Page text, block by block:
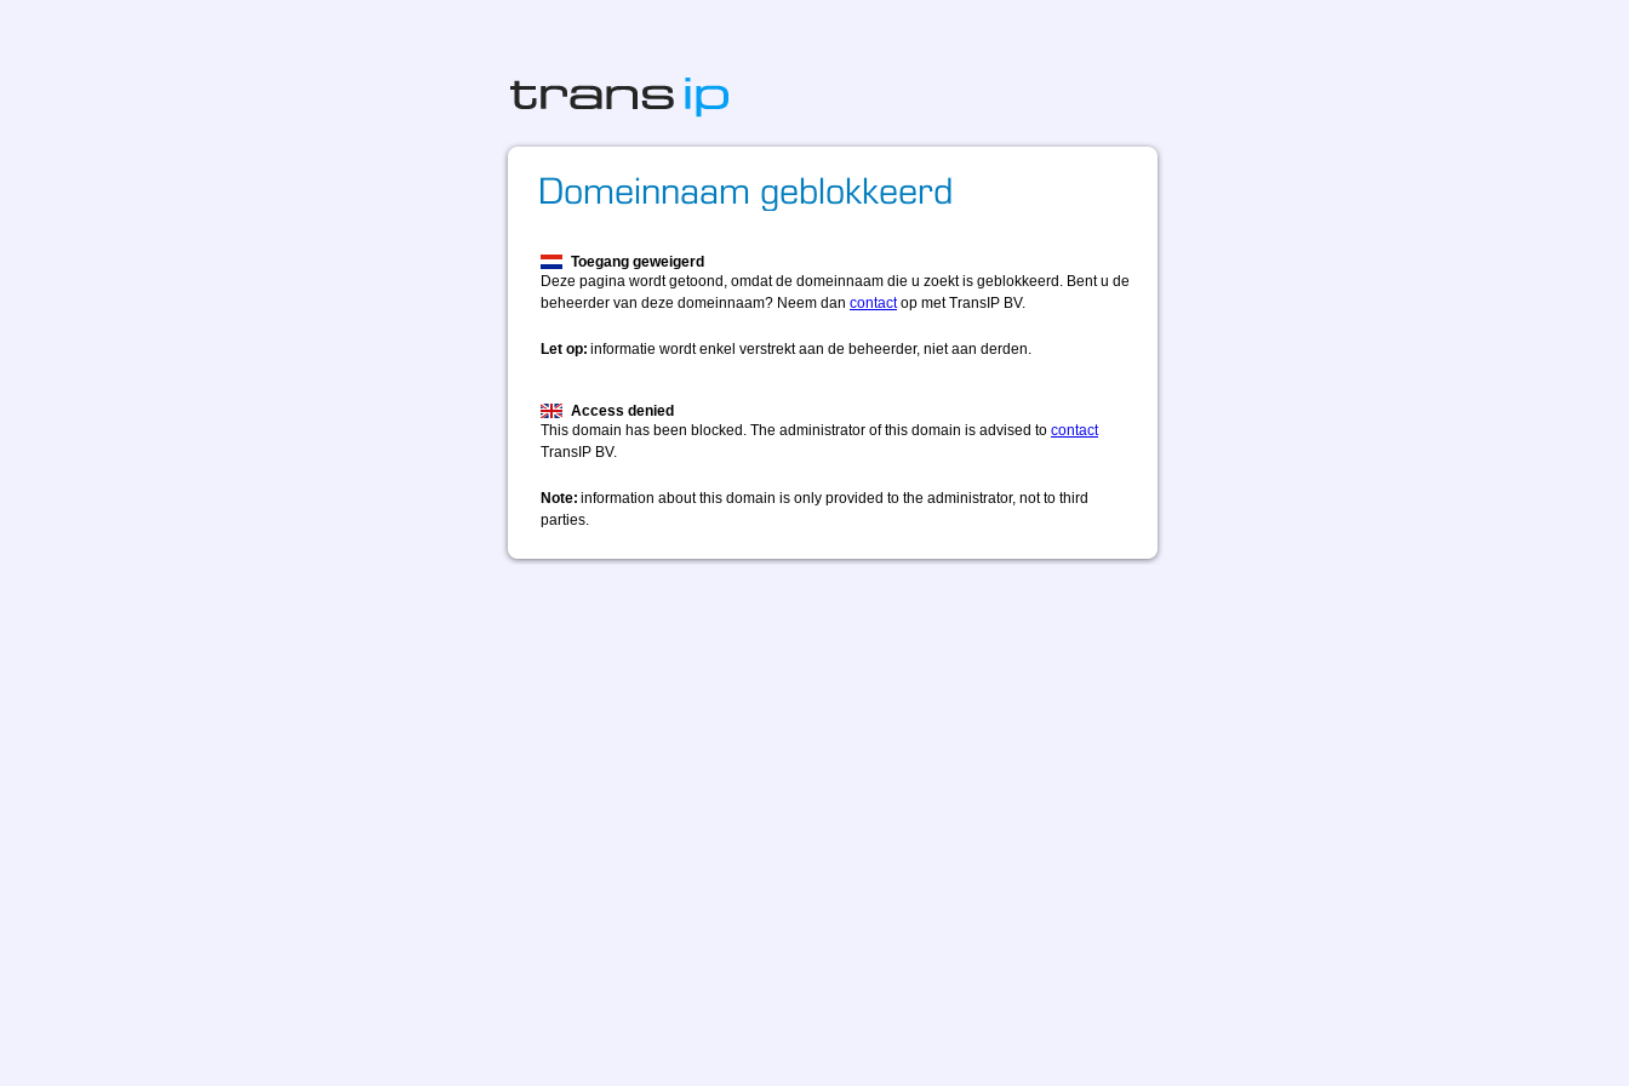
Toegang geweigerd
Deze pagina wordt getoond, omdat de domeinnaam die u zoekt is geblokkeerd. Bent u de
beheerder van deze domeinnaam? Neem dan contactop met TransIP BV.
Let op: informatie wordt enkel verstrekt aan de beheerder, niet aan derden.
Access denied
This domain has been blocked. The administrator of this domain is advised to contact
TransIP BV.
Note: information about this domain is only provided to the administrator, not to third
parties.